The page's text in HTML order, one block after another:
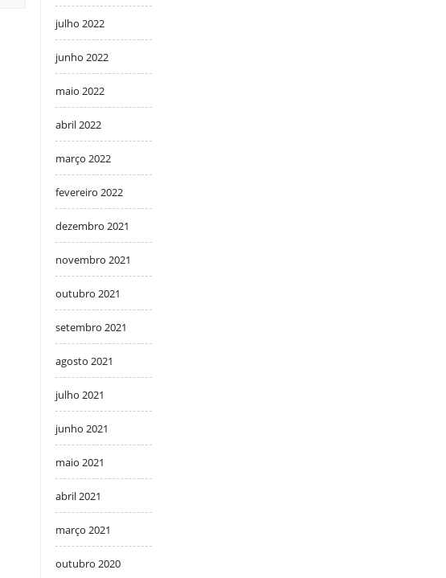
julho 2022
junho 2022
maio 2022
abril 2022
março 2022
fevereiro 2022
dezembro 2021
novembro 2021
outubro 2021
setembro 2021
agosto 2021
julho 2021
junho 2021
maio 2021
abril 2021
março 2021
outubro 2020